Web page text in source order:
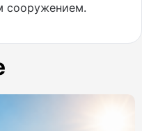
сооружением.